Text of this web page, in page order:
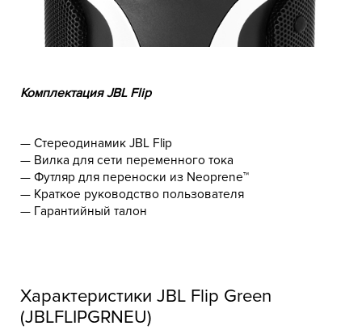
Комплектация JBL Flip
— Стереодинамик JBL Flip
— Вилка для сети переменного тока
— Футляр для переноски из Neoprene™
— Краткое руководство пользователя
— Гарантийный талон
Характеристики JBL Flip Green
(JBLFLIPGRNEU)